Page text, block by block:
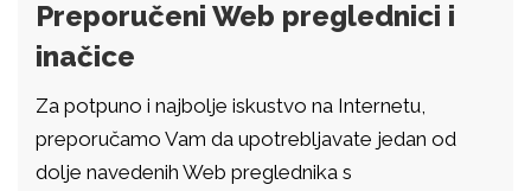
Preporučeni Web preglednici i
inačice
Za potpuno i najbolje iskustvo na Internetu,
preporučamo Vam da upotrebljavate jedan od
dolje navedenih Web preglednika s